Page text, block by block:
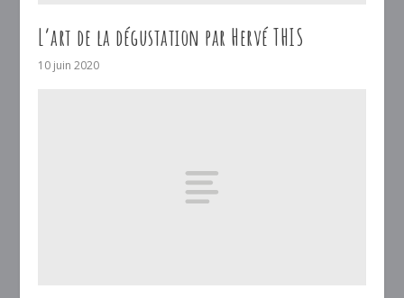
L’art de la dégustation par Hervé THIS
10 juin 2020